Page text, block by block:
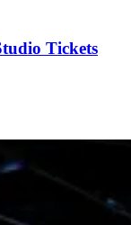
Tickets